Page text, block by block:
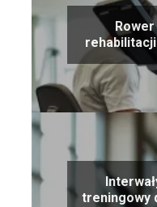
treningowy